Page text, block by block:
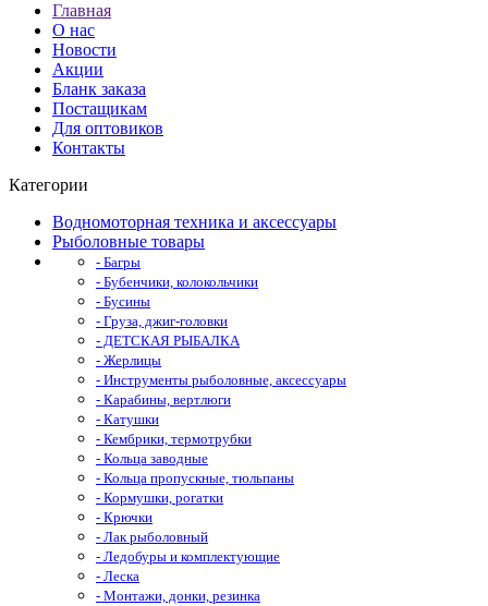
Главная
О нас
Новости
Акции
Бланк заказа
Постащикам
Для оптовиков
Контакты
Категории
Водномоторная техника и аксессуары
Рыболовные товары
- Багры
- Бубенчики, колокольчики
- Бусины
- Груза, джиг-головки
- ДЕТСКАЯ РЫБАЛКА
- Жерлицы
- Инструменты рыболовные, аксессуары
- Карабины, вертлюги
- Катушки
- Кембрики, термотрубки
- Кольца заводные
- Кольца пропускные, тюльпаны
- Кормушки, рогатки
- Крючки
- Лак рыболовный
- Ледобуры и комплектующие
- Леска
- Монтажи, донки, резинка